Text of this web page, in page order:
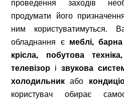
проведення заходів
продумати його
ним користуватимуться.
обладнання є меблі, барна
крісла, побутова техніка,
телевізор і звукова
холодильник або
користувач обирає